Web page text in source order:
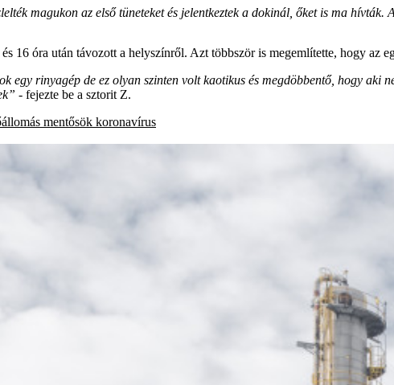
magukon az első tüneteket és jelentkeztek a dokinál, őket is ma
16 óra után távozott a helyszínről. Azt többször is megemlítette, hogy az
egy rinyagép de ez olyan szinten volt kaotikus és megdöbbentő, hogy
- fejezte be a sztorit Z.
mentősök koronavírus